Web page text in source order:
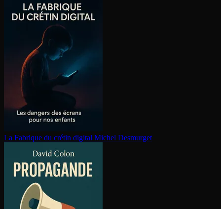
La Fabrique du crétin digital Michel Desmurget